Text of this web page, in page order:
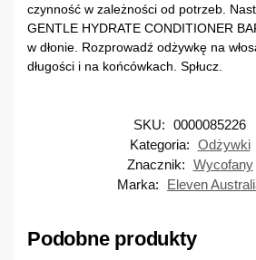
czynność w zależności od potrzeb.
GENTLE HYDRATE CONDITIONER
w dłonie. Rozprowadź odżywkę na
długości i na końcówkach. Spłucz.
SKU: 0000085226
Kategoria: Odżywki
Znacznik: Wycofany
Marka:
Eleven
Podobne produkty